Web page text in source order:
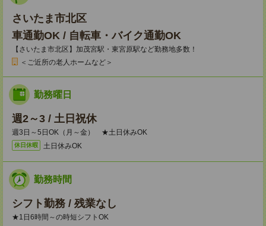
さいたま市北区
車通勤OK / 自転車・バイク通勤OK
【さいたま市北区】加茂宮駅・東宮原駅など勤務地多数！
＜ご近所の老人ホームなど＞
勤務曜日
週2～3 / 土日祝休
週3日～5日OK（月～金） ★土日休みOK
休日休暇 土日休みOK
勤務時間
シフト勤務 / 残業なし
★1日6時間～の時短シフトOK